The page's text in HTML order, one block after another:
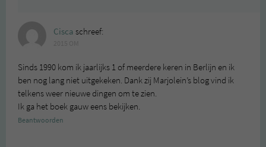
Cisca schreef:
Sinds 1990 kom ik jaarlijks 1 of meerdere keren in Berlijn en ik
ben nog lang niet uitgekeken. Dank zij Marjolein’s blog vind ik
telkens weer nieuwe dingen om te zien.
Ik ga het boek gauw eens bekijken.
Beantwoorden